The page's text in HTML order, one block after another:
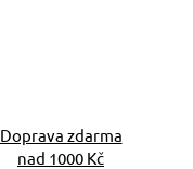
Doprava zdarma
nad 1000 Kč